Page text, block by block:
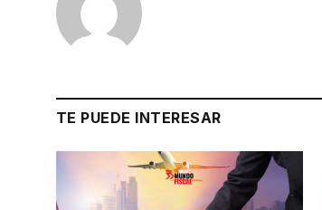
TE PUEDE INTERESAR